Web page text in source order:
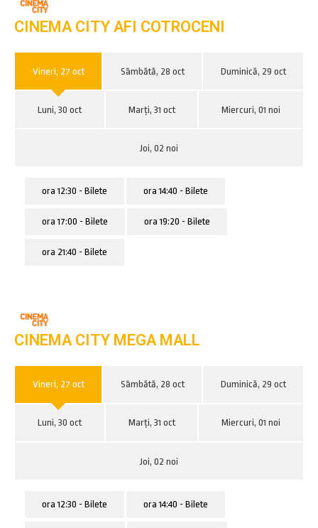
CINEMA CITY AFI COTROCENI
Vineri, 27 oct Sâmbătă, 28 oct Duminică, 29 oct
Luni, 30 oct Marți, 31 oct Miercuri, 01 noi
Joi, 02 noi
ora 12:30 - Bilete ora 14:40 - Bilete
ora 17:00 - Bilete ora 19:20 - Bilete
ora 21:40 - Bilete
CINEMA CITY MEGA MALL
Vineri, 27 oct Sâmbătă, 28 oct Duminică, 29 oct
Luni, 30 oct Marți, 31 oct Miercuri, 01 noi
Joi, 02 noi
ora 12:30 - Bilete ora 14:40 - Bilete